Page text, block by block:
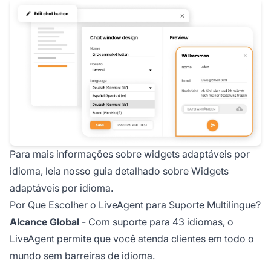
Para mais informações sobre widgets adaptáveis por
idioma, leia nosso guia detalhado sobre Widgets
adaptáveis por idioma.
Por Que Escolher o LiveAgent para Suporte Multilíngue?
Alcance Global - Com suporte para 43 idiomas, o
LiveAgent permite que você atenda clientes em todo o
mundo sem barreiras de idioma.